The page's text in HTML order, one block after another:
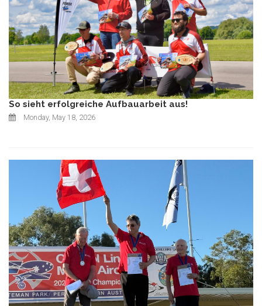
So sieht erfolgreiche Aufbauarbeit aus!
Monday, May 18, 2026